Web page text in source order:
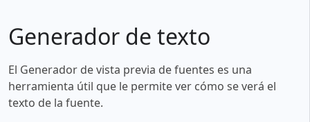
Generador de texto
El Generador de vista previa de fuentes es una
herramienta útil que le permite ver cómo se verá el
texto de la fuente.